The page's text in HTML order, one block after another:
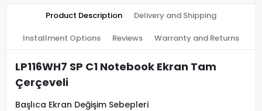
Product Description Delivery and Shipping
Installment Options Reviews Warranty and Returns
LP116WH7 SP C1 Notebook Ekran Tam
Çerçeveli
Başlıca Ekran Değişim Sebepleri